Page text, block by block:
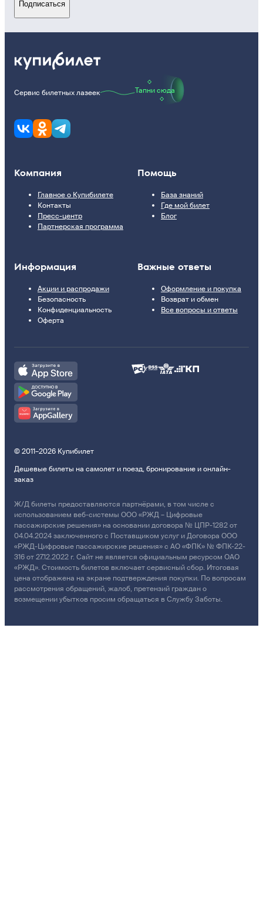
Подписаться
Сервис билетных лазеек Тапни сюда
Компания
Главное о Купибилете
Контакты
Пресс-центр
Партнерская программа
Помощь
База знаний
Где мой билет
Блог
Информация
Акции и распродажи
Безопасность
Конфиденциальность
Оферта
Важные ответы
Оформление и покупка
Возврат и обмен
Все вопросы и ответы
© 2011–2026 Купибилет
Дешевые билеты на самолет и поезд, бронирование и онлайн-
заказ
Ж/Д билеты предоставляются партнёрами, в том числе с
использованием веб-системы ООО «РЖД – Цифровые
пассажирские решения» на основании договора № ЦПР-1282 от
04.04.2024 заключенного с Поставщиком услуг и Договора ООО
«РЖД-Цифровые пассажирские решения» с АО «ФПК» № ФПК-22-
316 от 27.12.2022 г. Сайт не является официальным ресурсом ОАО
«РЖД». Стоимость билетов включает сервисный сбор. Итоговая
цена отображена на экране подтверждения покупки. По вопросам
рассмотрения обращений, жалоб, претензий граждан о
возмещении убытков просим обращаться в Службу Заботы.